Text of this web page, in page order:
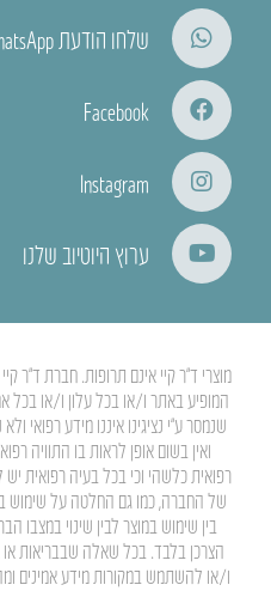
שלחו הודעת WhatsApp
Facebook
Instagram
ערוץ היוטיוב שלנו
מוצרי ד”ר קיי אינם תרופות. חברת
המופיע באתר ו/או בכל עלון ו/או
שנמסר ע”י נציגינו איננו מידע רפואי
ואין בשום אופן לראות בו התוויה
רפואית כלשהי וכי בכל בעיה רפואית
של החברה, כמו גם החלטה על שימוש
בין שימוש במוצר לבין שינוי במצבו
הצרכן בלבד. בכל שאלה שבבריאות
ו/או להשתמש במקורות מידע אמינים